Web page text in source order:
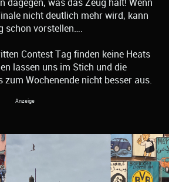
dagegen, was das Zeug hält! Wenn
nicht deutlich mehr wird, kann
schon vorstellen….
Contest Tag finden keine Heats
lassen uns im Stich und die
zum Wochenende nicht besser aus.